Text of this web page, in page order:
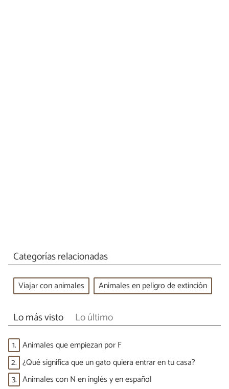
Categorías relacionadas
Viajar con animales Animales en peligro de extinción
Lo más visto Lo último
1. Animales que empiezan por F
2. ¿Qué significa que un gato quiera entrar en tu casa?
3. Animales con N en inglés y en español